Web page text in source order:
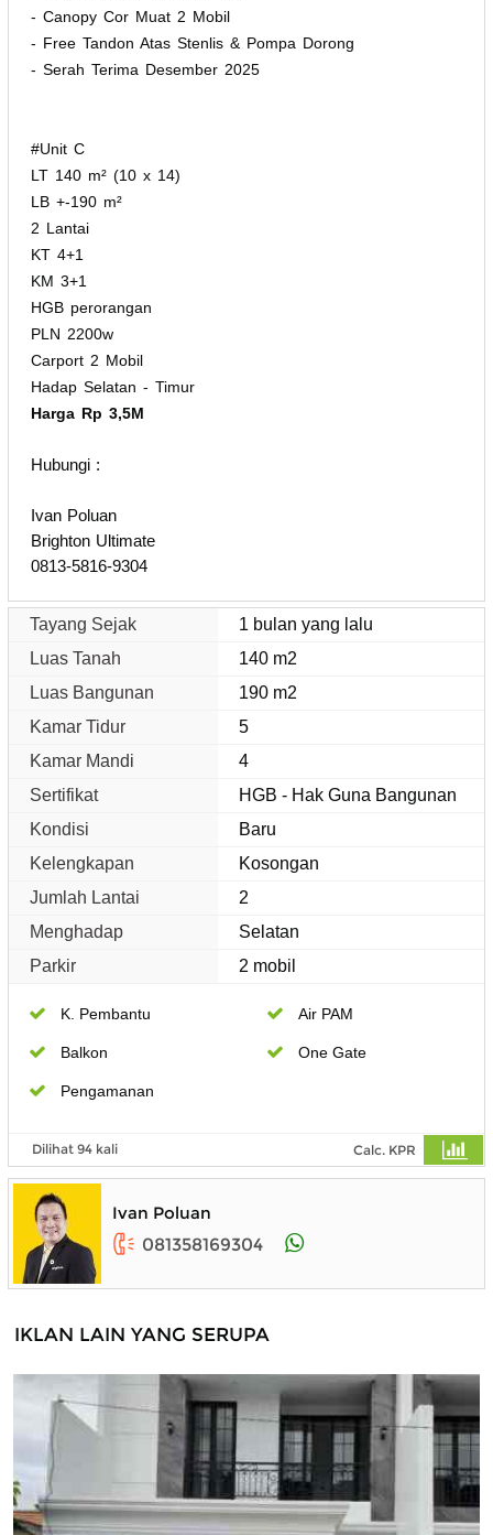
- Canopy Cor Muat 2 Mobil
- Free Tandon Atas Stenlis & Pompa Dorong
- Serah Terima Desember 2025
#Unit C
LT 140 m² (10 x 14)
LB +-190 m²
2 Lantai
KT 4+1
KM 3+1
HGB perorangan
PLN 2200w
Carport 2 Mobil
Hadap Selatan - Timur
Harga Rp 3,5M
Hubungi :
Ivan Poluan
Brighton Ultimate
0813-5816-9304
Tayang Sejak
1 bulan yang lalu
Luas Tanah
140 m2
Luas Bangunan
190 m2
Kamar Tidur
5
Kamar Mandi
4
Sertifikat
HGB - Hak Guna Bangunan
Kondisi
Baru
Kelengkapan
Kosongan
Jumlah Lantai
2
Menghadap
Selatan
Parkir
2 mobil
K. Pembantu Air PAM
Balkon One Gate
Pengamanan
Dilihat 94 kali Calc. KPR
Ivan Poluan
081358169304
IKLAN LAIN YANG SERUPA